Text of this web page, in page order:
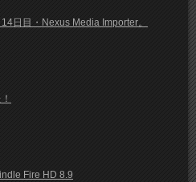
日目・Nexus Media Importer。
Fire HD 8.9